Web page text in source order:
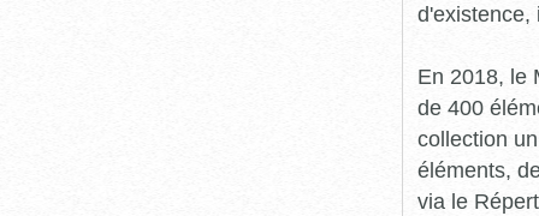
d'existence,
En 2018, le
de 400
collection
éléments,
via le